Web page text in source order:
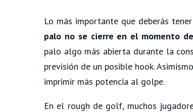
Lo más importante que deberás
palo no se cierre en el momento
palo algo más abierta durante la
previsión de un posible hook.
imprimir más potencia al golpe.
En el rough de golf, muchos